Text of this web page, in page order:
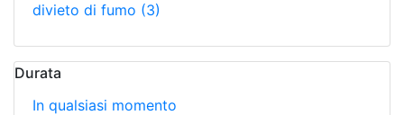
divieto di fumo (3)
Durata
In qualsiasi momento